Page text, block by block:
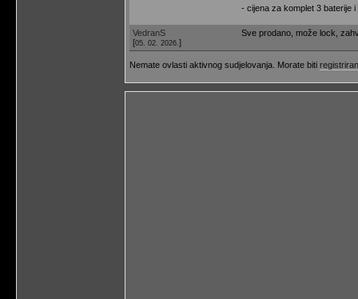
- cijena za komplet 3 baterije
VedranS
[05. 02. 2026.]
Sve prodano, može lock,
Nemate ovlasti aktivnog sudjelovanja. Morate biti